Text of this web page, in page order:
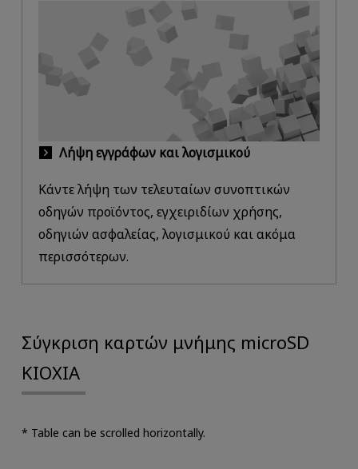
Λήψη εγγράφων και λογισμικού
Κάντε λήψη των τελευταίων συνοπτικών
οδηγών προϊόντος, εγχειριδίων χρήσης,
οδηγιών ασφαλείας, λογισμικού και ακόμα
περισσότερων.
Σύγκριση καρτών μνήμης microSD
KIOXIA
* Table can be scrolled horizontally.